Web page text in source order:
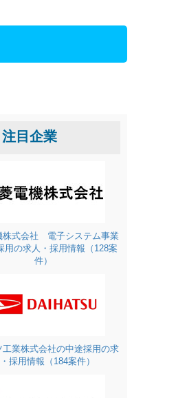
注目企業
株式会社 電子システム事業
用の求人・採用情報（128案
件）
工業株式会社の中途採用の求
採用情報（184案件）